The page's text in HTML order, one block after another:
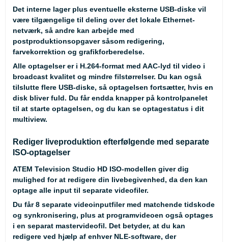
Det interne lager plus eventuelle eksterne USB-diske vil
være tilgængelige til deling over det lokale Ethernet-
netværk, så andre kan arbejde med
postproduktionsopgaver såsom redigering,
farvekorrektion og grafikforberedelse.
Alle optagelser er i H.264-format med AAC-lyd til video i
broadcast kvalitet og mindre filstørrelser. Du kan også
tilslutte flere USB-diske, så optagelsen fortsætter, hvis en
disk bliver fuld. Du får endda knapper på kontrolpanelet
til at starte optagelsen, og du kan se optagestatus i dit
multiview.
Rediger liveproduktion efterfølgende med separate
ISO-optagelser
ATEM Television Studio HD ISO-modellen giver dig
mulighed for at redigere din livebegivenhed, da den kan
optage alle input til separate videofiler.
Du får 8 separate videoinputfiler med matchende tidskode
og synkronisering, plus at programvideoen også optages
i en separat mastervideofil. Det betyder, at du kan
redigere ved hjælp af enhver NLE-software, der